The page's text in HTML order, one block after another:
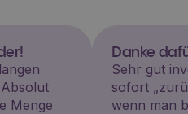
Menge
Danke
Sehr gut
sofort
wenn man